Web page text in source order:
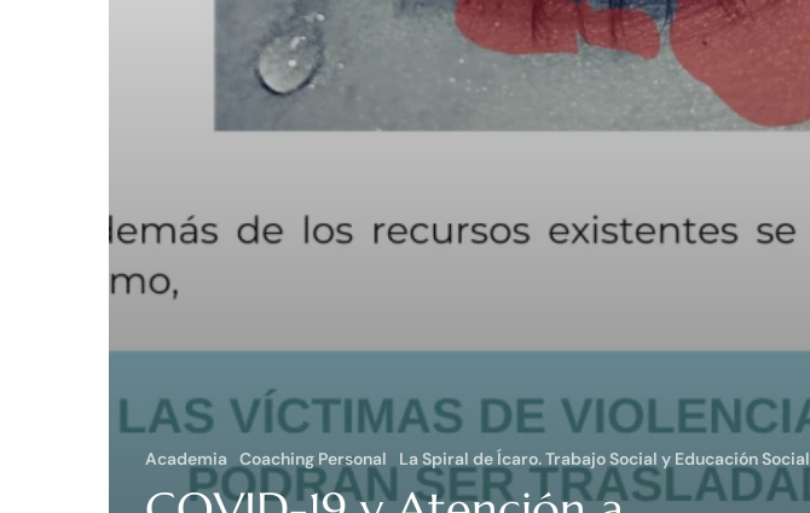
Academia Coaching Personal La Spiral de Ícaro. Trabajo Social y Educación Social